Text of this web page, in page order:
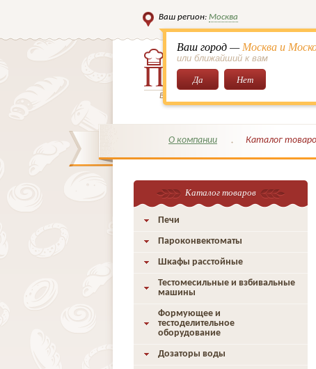
Ваш регион: Москва
Ваш город —Москва и
или ближайший к вам
Да Нет
Всё для кондитеров и поваров!
О компании Каталог
Каталог товаров
Печи
Пароконвектоматы
Шкафы расстойные
Тестомесильные и взбивальные
машины
Формующее и
тестоделительное
оборудование
Дозаторы воды